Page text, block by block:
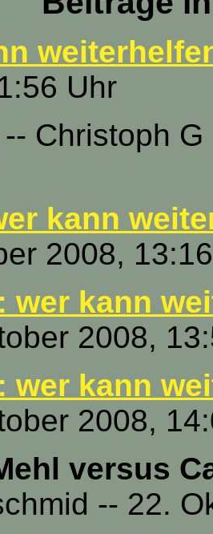
Uhr
-- Christoph
kann
2008,
wer kann
2008,
wer kann
2008,
versus
-- 22.